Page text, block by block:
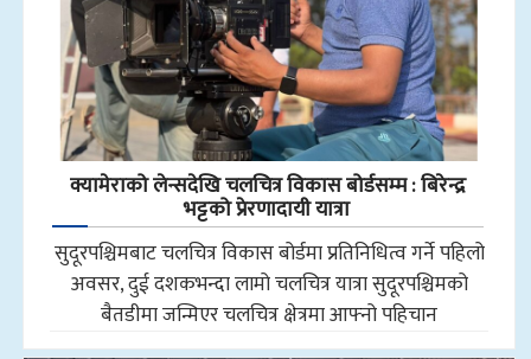
क्यामेराको लेन्सदेखि चलचित्र विकास बोर्डसम्म : बिरेन्द्र
भट्टको प्रेरणादायी यात्रा
सुदूरपश्चिमबाट चलचित्र विकास बोर्डमा प्रतिनिधित्व गर्ने पहिलो
अवसर, दुई दशकभन्दा लामो चलचित्र यात्रा सुदूरपश्चिमको
बैतडीमा जन्मिएर चलचित्र क्षेत्रमा आफ्नो पहिचान